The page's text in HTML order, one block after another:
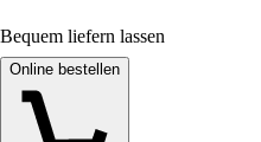
Bequem liefern lassen
Online bestellen